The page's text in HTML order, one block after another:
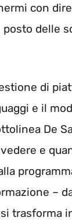
con
posto delle
di
e il
De
e
–
trasforma